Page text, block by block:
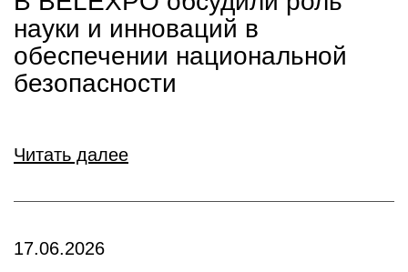
науки и инноваций в
обеспечении национальной
безопасности
Читать далее
17.06.2026